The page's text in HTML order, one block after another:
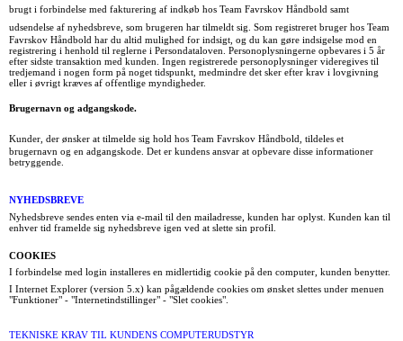
brugt i forbindelse med fakturering af indkøb hos Team Favrskov Håndbold samt
udsendelse af nyhedsbreve, som brugeren har tilmeldt sig. Som registreret bruger hos Team
Favrskov Håndbold har du altid mulighed for indsigt, og du kan gøre indsigelse mod en
registrering i henhold til reglerne i Persondataloven. Personoplysningerne opbevares i 5 år
efter sidste transaktion med kunden. Ingen registrerede personoplysninger videregives til
tredjemand i nogen form på noget tidspunkt, medmindre det sker efter krav i lovgivning
eller i øvrigt kræves af offentlige myndigheder.
Brugernavn og adgangskode.
Kunder, der ønsker at tilmelde sig hold hos Team Favrskov Håndbold, tildeles et
brugernavn og en adgangskode. Det er kundens ansvar at opbevare disse informationer
betryggende.
NYHEDSBREVE
Nyhedsbreve sendes enten via e-mail til den mailadresse, kunden har oplyst. Kunden kan til
enhver tid framelde sig nyhedsbreve igen ved at slette sin profil.
COOKIES
I forbindelse med login installeres en midlertidig cookie på den computer, kunden benytter.
I Internet Explorer (version 5.x) kan pågældende cookies om ønsket slettes under menuen
"Funktioner" - "Internetindstillinger" - "Slet cookies".
TEKNISKE KRAV TIL KUNDENS COMPUTERUDSTYR